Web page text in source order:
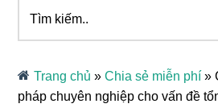
kiếm..
Trang chủ »Chia sẻ miễn phí »
pháp chuyên nghiệp cho vấn đề